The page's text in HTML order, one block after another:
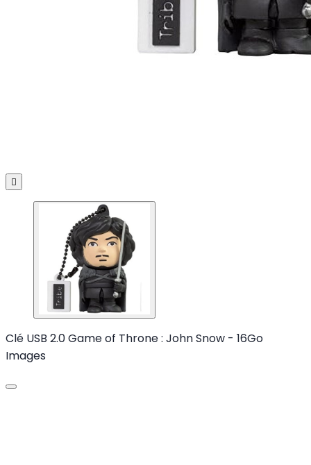

Clé USB 2.0 Game of Throne : John Snow - 16Go
Images